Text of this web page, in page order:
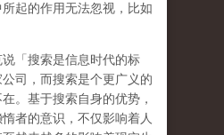
起的作用无法忽视，比如
「搜索是信息时代的标
司，而搜索是个更广义的
。基于搜索自身的优势，
者的意识，不仅影响着人